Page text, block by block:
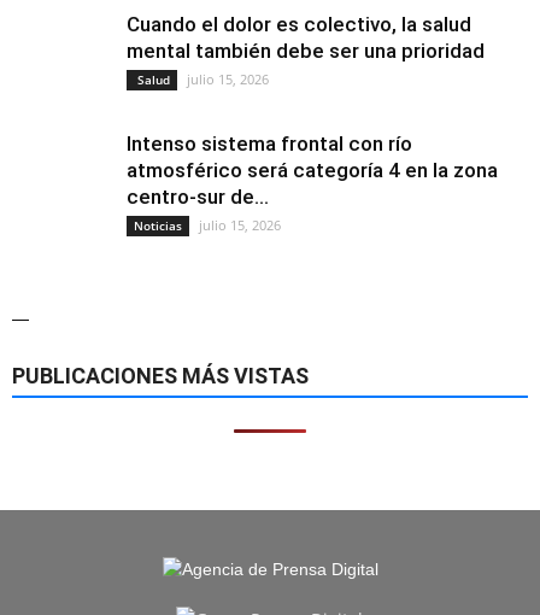
Cuando el dolor es colectivo, la salud
mental también debe ser una prioridad
Salud julio 15, 2026
Intenso sistema frontal con río
atmosférico será categoría 4 en la zona
centro-sur de...
Noticias julio 15, 2026
—
PUBLICACIONES MÁS VISTAS